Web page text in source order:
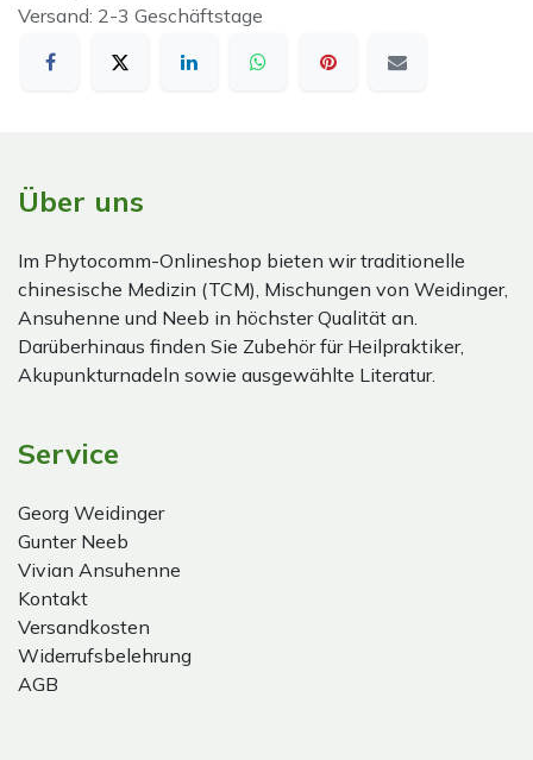
Versand: 2-3 Geschäftstage
Über uns
Im Phytocomm-Onlineshop bieten wir traditionelle
chinesische Medizin (TCM), Mischungen von Weidinger,
Ansuhenne und Neeb in höchster Qualität an.
Darüberhinaus finden Sie Zubehör für Heilpraktiker,
Akupunkturnadeln sowie ausgewählte Literatur.
Service
Georg Weidinger
Gunter Neeb
Vivian Ansuhenne
Kontakt
Versandkosten
Widerrufsbelehrung
AGB